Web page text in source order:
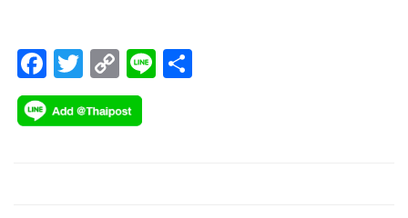
F
ac
e
T
wi
tt
C
o
p
Li